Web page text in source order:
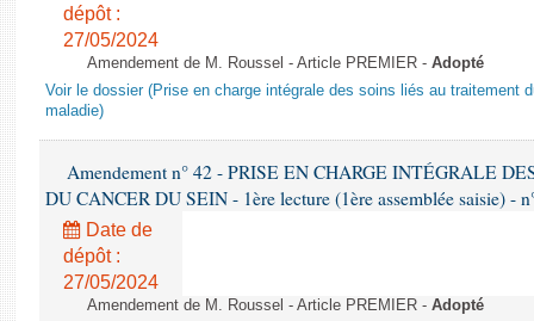
dépôt :
27/05/2024
Amendement de M. Roussel - Article PREMIER - Adopté
Voir le dossier (Prise en charge intégrale des soins liés au traitement
maladie)
Amendement n° 42 - PRISE EN CHARGE INTÉGRALE
DU CANCER DU SEIN - 1ère lecture (1ère assemblée saisie) -
Date de
dépôt :
27/05/2024
Amendement de M. Roussel - Article PREMIER - Adopté